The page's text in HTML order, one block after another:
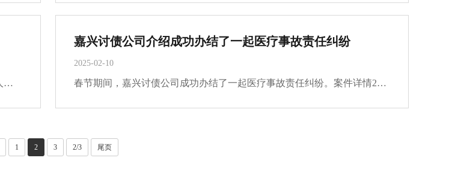
2月10日，辖区群众张女士将一面印有“人民警察为人民，危难之时暖人心”的锦旗送到交通街派出所民警手中，对民警表达感激之情。2月7日，交通街派出所接到辖区群众张女士称与其丈夫产生矛盾的报警后，民警立即组织警力赶往现场。经了解，张女士与其丈夫因离异后···
嘉兴讨债公司介绍成功办结了一起医疗事故责任纠纷
2025-02-10
春节期间，嘉兴讨债公司成功办结了一起医疗事故责任纠纷。案件详情2025年2月1日，患者张某因病到广南某医院就诊，并于同日被收治住院。2月2日上午，张某突然出现呼吸、心跳停止等症状，最终被医院宣告抢救无效，临床死亡。后张某家属与医院发生纠纷，经有关部···
1 2 3 2/3 尾页